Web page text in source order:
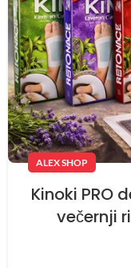
ALEX SHOP
Kinoki PRO
večernji